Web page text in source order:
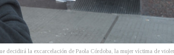
decidirá la excarcelación de Paola Córdoba, la mujer víctima de